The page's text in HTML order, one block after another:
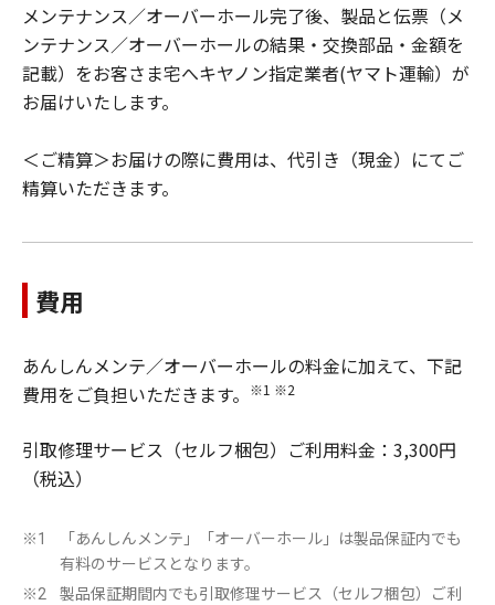
メンテナンス／オーバーホール完了後、製品と伝票（メ
ンテナンス／オーバーホールの結果・交換部品・金額を
記載）をお客さま宅へキヤノン指定業者(ヤマト運輸）が
お届けいたします。
＜ご精算＞お届けの際に費用は、代引き（現金）にてご
精算いただきます。
費用
あんしんメンテ／オーバーホールの料金に加えて、下記
費用をご負担いただきます。
※1 ※2
引取修理サービス（セルフ梱包）ご利用料金：3,300円
（税込）
※1
「あんしんメンテ」「オーバーホール」は製品保証内でも
有料のサービスとなります。
※2
製品保証期間内でも引取修理サービス（セルフ梱包）ご利